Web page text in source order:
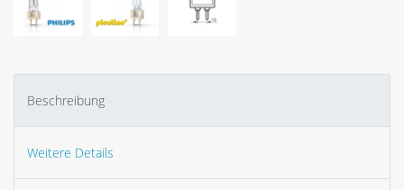
Beschreibung
Weitere Details